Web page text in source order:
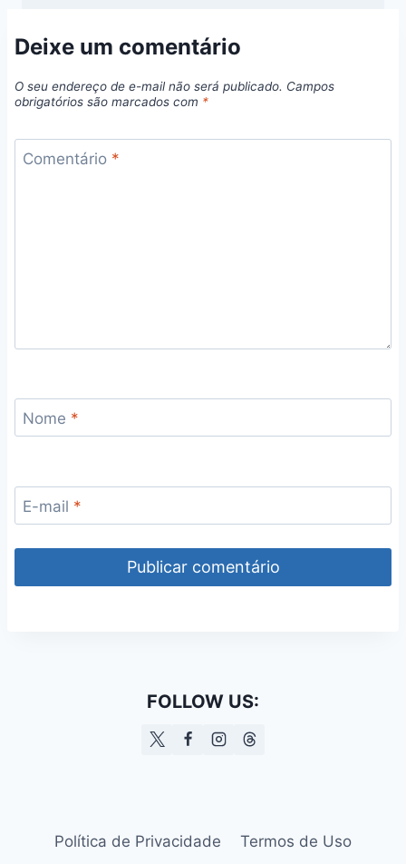
Deixe um comentário
O seu endereço de e-mail não será publicado. Campos
obrigatórios são marcados com *
Comentário *
Nome *
E-mail *
FOLLOW US:
Política de Privacidade Termos de Uso